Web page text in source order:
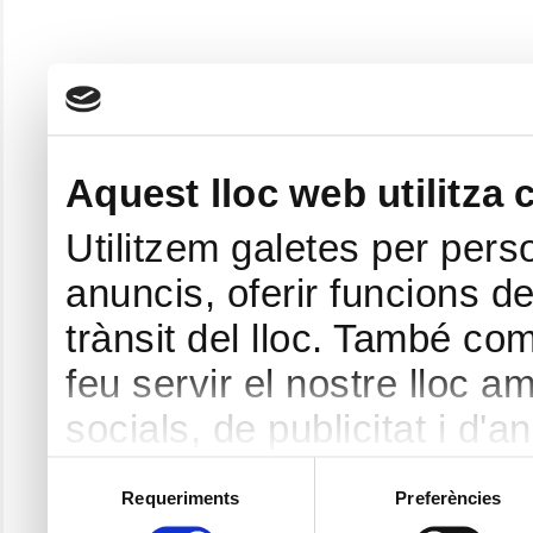
Aquest lloc web utilitza
Utilitzem galetes per
anuncis, oferir funcions
trànsit del lloc. També
feu servir el nostre lloc
socials, de publicitat i
hàgiu proporcionat o
Requeriments Preferències